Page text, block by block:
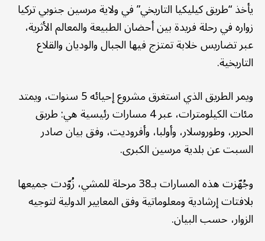
يأخذ “طريق كيليكيا التاريخي” في ولاية مرسين جنوبي تركيا
زواره في رحلة فريدة بين أحضان الطبيعة والمعالم الأثرية،
عبر تضاريس خلابة تمتزج فيها الجبال والوديان والقلاع
التاريخية.
ويمر الطريق الذي استغرق مشروع إحيائه 5 سنوات، ويمتد
مئات الكيلومترات، عبر 4 مسارات رئيسية هي: طريق
الحرير، وطوروسلار، وأولبا، وأفروديت، وفق بيان صادر
السبت عن بلدية مرسين الكبرى.
وجُهّزت هذه المسارات بـ38 مرحلة للمشي، زُوّدت جميعها
بلافتات إرشادية ومعلوماتية وفق المعايير الدولية لتوجيه
الزوار، حسب البيان.